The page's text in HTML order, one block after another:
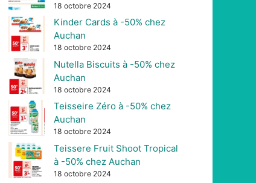
18 octobre 2024
Kinder Cards à -50% chez
Auchan
18 octobre 2024
Nutella Biscuits à -50% chez
Auchan
18 octobre 2024
Teisseire Zéro à -50% chez
Auchan
18 octobre 2024
Teissere Fruit Shoot Tropical
à -50% chez Auchan
18 octobre 2024